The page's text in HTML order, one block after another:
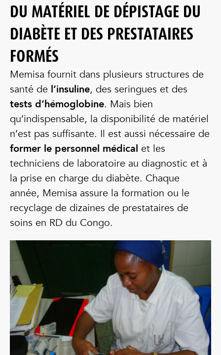
DU MATÉRIEL DE DÉPISTAGE DU
DIABÈTE ET DES PRESTATAIRES
FORMÉS
Memisa fournit dans plusieurs structures de
santé de l’insuline, des seringues et des
tests d’hémoglobine. Mais bien
qu’indispensable, la disponibilité de matériel
n’est pas suffisante. Il est aussi nécessaire de
former le personnel médical et les
techniciens de laboratoire au diagnostic et à
la prise en charge du diabète. Chaque
année, Memisa assure la formation ou le
recyclage de dizaines de prestataires de
soins en RD du Congo.